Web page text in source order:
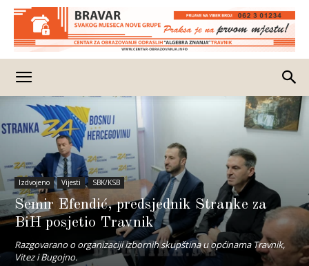
Izdvojeno Vijesti SBK/KSB
Semir Efendić, predsjednik Stranke za
BiH posjetio Travnik
Razgovarano o organizaciji izbornih skupština u općinama Travnik,
Vitez i Bugojno.